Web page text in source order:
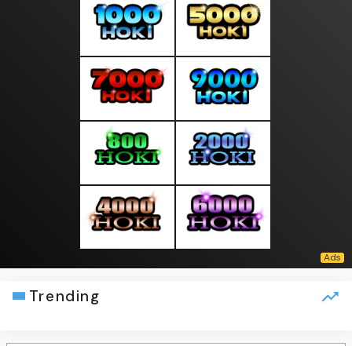
Trending